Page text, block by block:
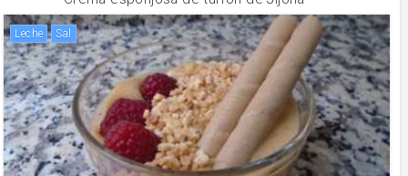
leche sal